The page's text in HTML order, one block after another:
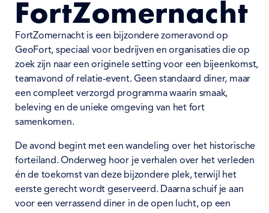
FortZomernacht
FortZomernacht is een bijzondere zomeravond op
GeoFort, speciaal voor bedrijven en organisaties die op
zoek zijn naar een originele setting voor een bijeenkomst,
teamavond of relatie-event. Geen standaard diner, maar
een compleet verzorgd programma waarin smaak,
beleving en de unieke omgeving van het fort
samenkomen.
De avond begint met een wandeling over het historische
forteiland. Onderweg hoor je verhalen over het verleden
én de toekomst van deze bijzondere plek, terwijl het
eerste gerecht wordt geserveerd. Daarna schuif je aan
voor een verrassend diner in de open lucht, op een